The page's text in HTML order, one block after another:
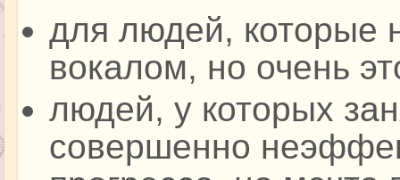
для людей, которые
вокалом, но очень
людей, у которых
совершенно